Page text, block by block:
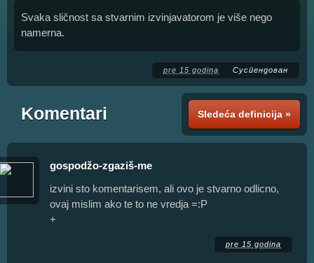
Svaka sličnost sa stvarnim izvinjavatorom je više nego
namerna.
pre 15 godina Суспендован
Sledeća definicija »
Komentari
gospodžo-zgaziš-me
izvini sto komentarisem, ali ovo je stvarno odlicno,
ovaj mislim ako te to ne vredja =:P
+
pre 15 godina